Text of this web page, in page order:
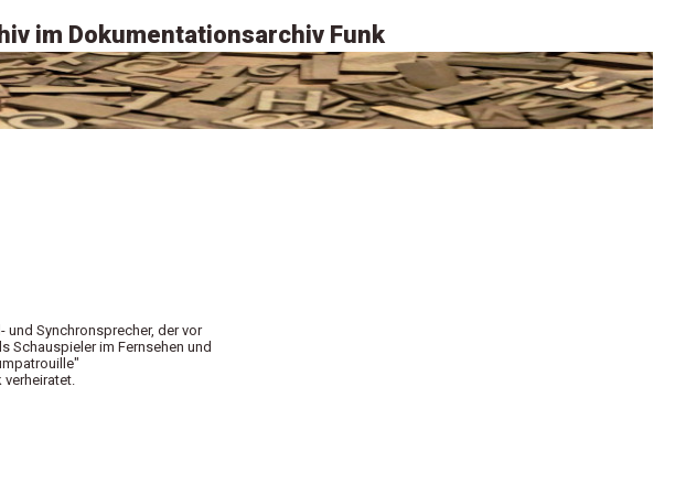
im Dokumentationsarchiv Funk
und Synchronsprecher, der vor
Schauspieler im Fernsehen und
verheiratet.